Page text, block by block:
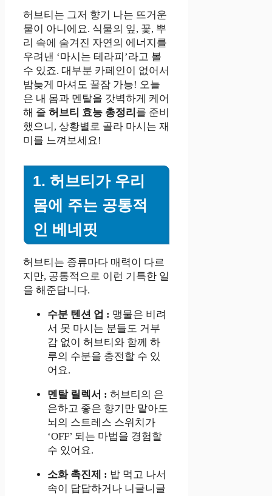
허브티는 그저 향기 나는 뜨거운
물이 아니에요. 식물의 잎, 꽃, 뿌
리 속에 숨겨진 자연의 에너지를
우려낸 ‘마시는 테라피’라고 볼
수 있죠. 대부분 카페인이 없어서
밤늦게 마셔도 꿀잠 가능! 오늘
은 내 몸과 멘탈을 갓벽하게 케어
해 줄 허브티 효능 총정리 를 준비
했으니, 상황별로 골라 마시는 재
미를 느껴보세요!
1. 허브티가 우리
몸에 주는 공통적
인 베네핏
허브티는 종류마다 매력이 다르
지만, 공통적으로 이런 기특한 일
을 해준답니다.
수분 텐션 업 : 맹물은 비려
서 못 마시는 분들도 거부
감 없이 허브티와 함께 하
루의 수분을 충전할 수 있
어요.
멘탈 릴렉서 : 허브티의 은
은하고 좋은 향기만 맡아도
뇌의 스트레스 스위치가
‘OFF’ 되는 마법을 경험할
수 있어요.
소화 촉진제 : 밥 먹고 나서
속이 답답하거나 니글니글